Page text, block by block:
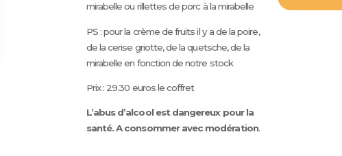
mirabelle ou rillettes de porc à la mirabelle
PS : pour la crème de fruits il y a de la poire,
de la cerise griotte, de la quetsche, de la
mirabelle en fonction de notre stock
Prix : 29.30 euros le coffret
L’abus d’alcool est dangereux pour la
santé. A consommer avec modération.
crème